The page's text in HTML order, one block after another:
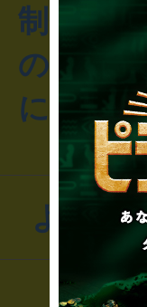
制作の
のお客
にお問
よくあ